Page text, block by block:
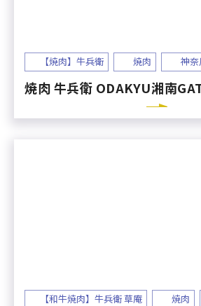
【焼肉】牛兵衛 焼肉 神奈
焼肉 牛兵衛 ODAKYU湘南
【和牛焼肉】牛兵衛 草庵 焼肉